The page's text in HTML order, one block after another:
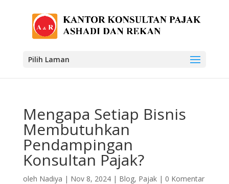
Pilih Laman
Mengapa Setiap Bisnis
Membutuhkan
Pendampingan
Konsultan Pajak?
oleh Nadiya | Nov 8, 2024| Blog, Pajak| 0 Komentar